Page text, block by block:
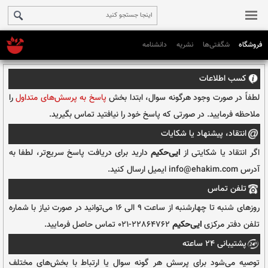
فروشگاه شگفتی‌ها نشریه دانشنامه
سوال، ابتدا بخشپاسخ به پرسش‌های متداولرا
که پاسخ خود را نیافتید تماس بگیرید.
شکایات
ایی‌حکیمدارید برای دریافت پاسخ سریع‌تر، لطفا به